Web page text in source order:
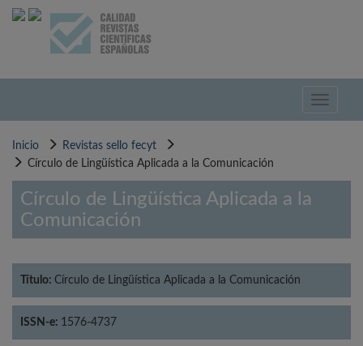
Pasar
Toggle
Inicio
Revistas sello fecyt
Círculo de Lingüística Aplicada a la Comunicación
Círculo de Lingüística Aplicada a la
Comunicación
Título: Círculo de Lingüística Aplicada a la Comunicación
ISSN-e: 1576-4737